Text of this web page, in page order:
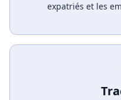
expatriés et les